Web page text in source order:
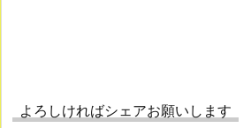
よろしければシェアお願いします